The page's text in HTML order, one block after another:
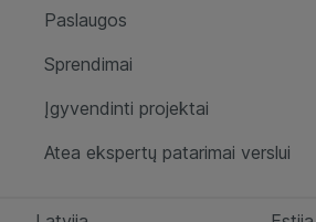
Paslaugos
Sprendimai
Įgyvendinti projektai
Atea ekspertų patarimai verslui